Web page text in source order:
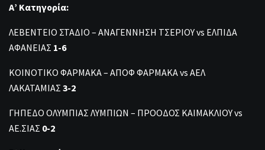
Α’ Κατηγορία:
ΛΕΒΕΝΤΕΙΟ ΣΤΑΔΙΟ – ΑΝΑΓΕΝΝΗΣΗ ΤΣΕΡΙΟΥ vs ΕΛΠΙΔΑ
ΑΦΑΝΕΙΑΣ 1-6
ΚΟΙΝΟΤΙΚΟ ΦΑΡΜΑΚΑ – ΑΠΟΦ ΦΑΡΜΑΚΑ vs ΑΕΛ
ΛΑΚΑΤΑΜΙΑΣ 3-2
ΓΗΠΕΔΟ ΟΛΥΜΠΙΑΣ ΛΥΜΠΙΩΝ – ΠΡΟΟΔΟΣ ΚΑΙΜΑΚΛΙΟΥ vs
ΑΕ.ΣΙΑΣ 0-2